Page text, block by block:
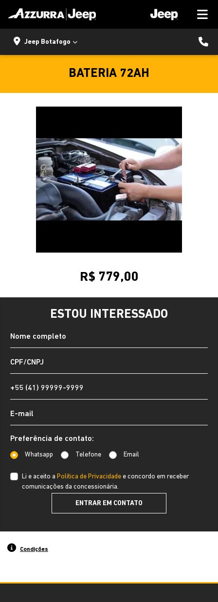
Jeep Botafogo
BATERIA 72AH
ESTOU INTERESSADO
Preferência de contato:
Whatsapp Telefone Email
Li e aceito a Política de Privacidade e concordo em receber
comunicações da concessionária.
ENTRAR EM CONTATO
Condições
R$ 779,00